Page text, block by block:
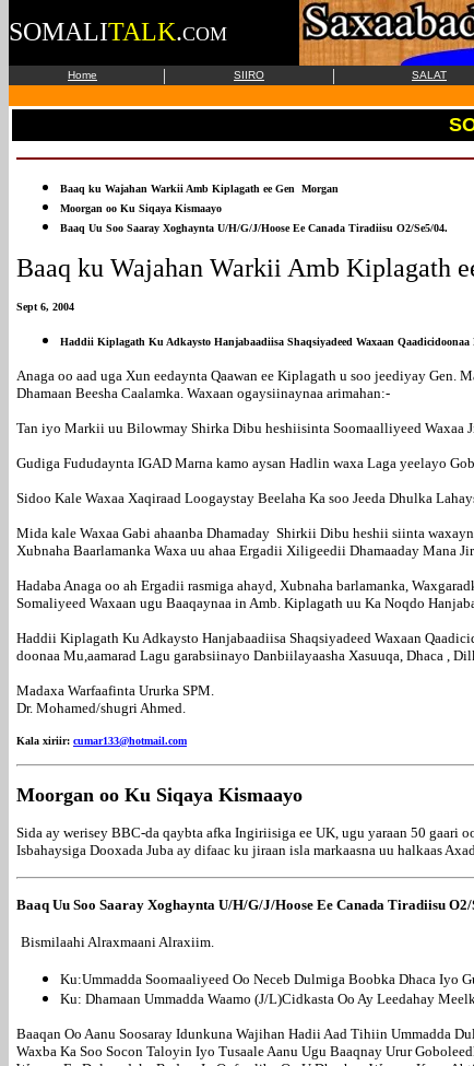
SOMALITALK.COM
Home | SIIRO | SALAT
Baaq ku Wajahan Warkii Amb Kiplagath ee Gen Morgan
Moorgan oo Ku Siqaya Kismaayo
Baaq Uu Soo Saaray Xoghaynta U/H/G/J/Hoose Ee Canada Tiradiisu O2/Se5/04.
Baaq ku Wajahan Warkii Amb Kiplagath
Sept 6, 2004
Haddii Kiplagath Ku Adkaysto Hanjabaadiisa Shaqsiyadeed Waxaan
Anaga oo aad uga Xun eedaynta Qaawan ee Kiplagath u soo jeediyay Gen.
Dhamaan Beesha Caalamka. Waxaan ogaysiinaynaa arimahan:-
Tan iyo Markii uu Bilowmay Shirka Dibu heshiisinta Soomaalliyeed Waxaa
Gudiga Fududaynta IGAD Marna kamo aysan Hadlin waxa Laga yeelayo
Sidoo Kale Waxaa Xaqiraad Loogaystay Beelaha Ka soo Jeeda Dhulka
Mida kale Waxaa Gabi ahaanba Dhamaday Shirkii Dibu heshii siinta
Xubnaha Baarlamanka Waxa uu ahaa Ergadii Xiligeedii Dhamaaday Mana
Hadaba Anaga oo ah Ergadii rasmiga ahayd, Xubnaha barlamanka,
Somaliyeed Waxaan ugu Baaqaynaa in Amb. Kiplagath uu Ka Noqdo
Haddii Kiplagath Ku Adkaysto Hanjabaadiisa Shaqsiyadeed Waxaan
doonaa Mu,aamarad Lagu garabsiinayo Danbiilayaasha Xasuuqa, Dhaca ,
Madaxa Warfaafinta Ururka SPM.
Dr. Mohamed/shugri Ahmed.
Kala xiriir: cumar133@hotmail.com
Moorgan oo Ku Siqaya Kismaayo
Sida ay werisey BBC-da qaybta afka Ingiriisiga ee UK, ugu yaraan 50 gaari
Isbahaysiga Dooxada Juba ay difaac ku jiraan isla markaasna uu halkaas
Baaq Uu Soo Saaray Xoghaynta U/H/G/J/Hoose Ee Canada Tiradiisu O2/
Bismilaahi Alraxmaani Alraxiim.
Ku:Ummadda Soomaaliyeed Oo Neceb Dulmiga Boobka Dhaca Iyo
Ku: Dhamaan Ummadda Waamo (J/L)Cidkasta Oo Ay Leedahay
Baaqan Oo Aanu Soosaray Idunkuna Wajihan Hadii Aad Tihiin Ummadda
Waxba Ka Soo Socon Taloyin Iyo Tusaale Aanu Ugu Baaqnay Urur